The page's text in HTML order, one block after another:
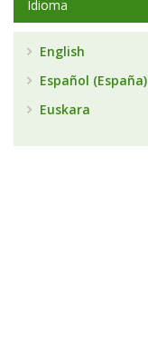
Idioma
English
Español (España)
Euskara